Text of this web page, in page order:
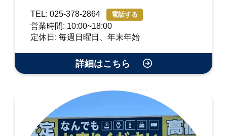
TEL: 025-378-2864 電話する
営業時間: 10:00~18:00
定休日: 毎週日曜日、年末年始
詳細はこちら